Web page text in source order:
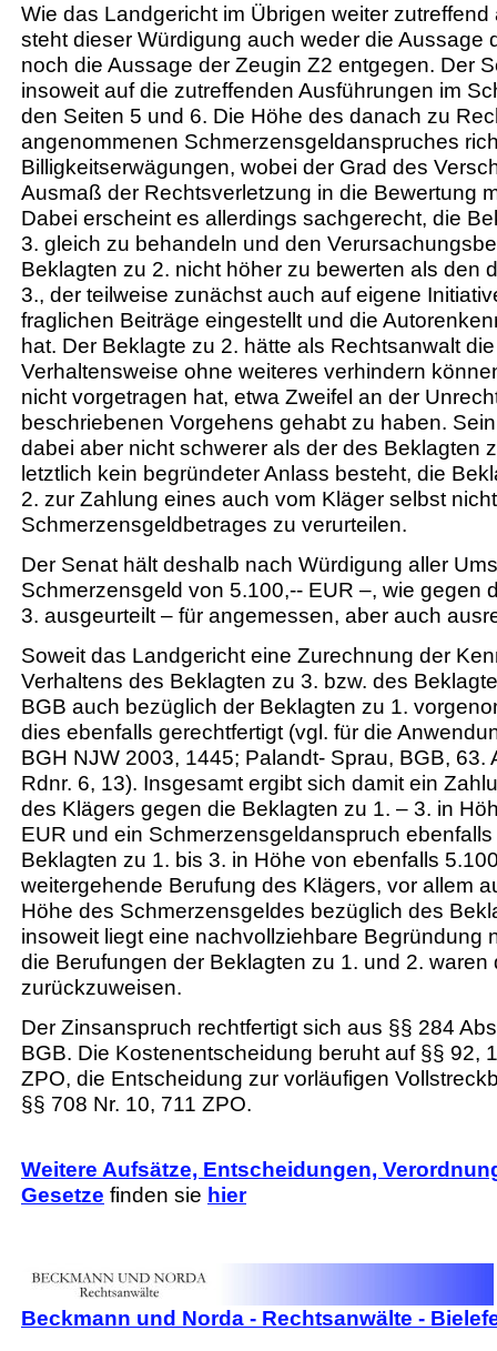
Wie das Landgericht im Übrigen weiter zutreffend
steht dieser Würdigung auch weder die Aussage
noch die Aussage der Zeugin Z2 entgegen. Der
insoweit auf die zutreffenden Ausführungen im
den Seiten 5 und 6. Die Höhe des danach zu
angenommenen Schmerzensgeldanspruches
Billigkeitserwägungen, wobei der Grad des
Ausmaß der Rechtsverletzung in die Bewertung
Dabei erscheint es allerdings sachgerecht, die
3. gleich zu behandeln und den
Beklagten zu 2. nicht höher zu bewerten als den
3., der teilweise zunächst auch auf eigene
fraglichen Beiträge eingestellt und die
hat. Der Beklagte zu 2. hätte als Rechtsanwalt
Verhaltensweise ohne weiteres verhindern
nicht vorgetragen hat, etwa Zweifel an der
beschriebenen Vorgehens gehabt zu haben.
dabei aber nicht schwerer als der des Beklagten
letztlich kein begründeter Anlass besteht, die
2. zur Zahlung eines auch vom Kläger selbst
Schmerzensgeldbetrages zu verurteilen.
Der Senat hält deshalb nach Würdigung aller
Schmerzensgeld von 5.100,-- EUR –, wie gegen
3. ausgeurteilt – für angemessen, aber auch
Soweit das Landgericht eine Zurechnung der
Verhaltens des Beklagten zu 3. bzw. des
BGB auch bezüglich der Beklagten zu 1.
dies ebenfalls gerechtfertigt (vgl. für die
BGH NJW 2003, 1445; Palandt- Sprau, BGB, 63.
Rdnr. 6, 13). Insgesamt ergibt sich damit ein
des Klägers gegen die Beklagten zu 1. – 3. in
EUR und ein Schmerzensgeldanspruch
Beklagten zu 1. bis 3. in Höhe von ebenfalls
weitergehende Berufung des Klägers, vor allem
Höhe des Schmerzensgeldes bezüglich des
insoweit liegt eine nachvollziehbare Begründung
die Berufungen der Beklagten zu 1. und 2. waren
zurückzuweisen.
Der Zinsanspruch rechtfertigt sich aus §§ 284
BGB. Die Kostenentscheidung beruht auf §§ 92,
ZPO, die Entscheidung zur vorläufigen
§§ 708 Nr. 10, 711 ZPO.
Weitere Aufsätze, Entscheidungen,
Gesetze finden sie hier
Beckmann und Norda - Rechtsanwälte -